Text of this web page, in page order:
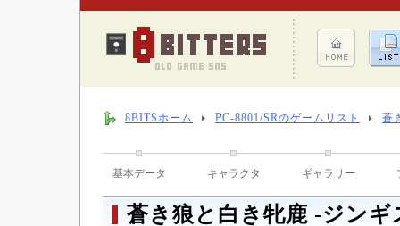
8BITSホーム PC-8801/SRのゲームリスト 蒼
基本データ キャラクタ ギャラリー
蒼き狼と白き牝鹿 -ジンギ